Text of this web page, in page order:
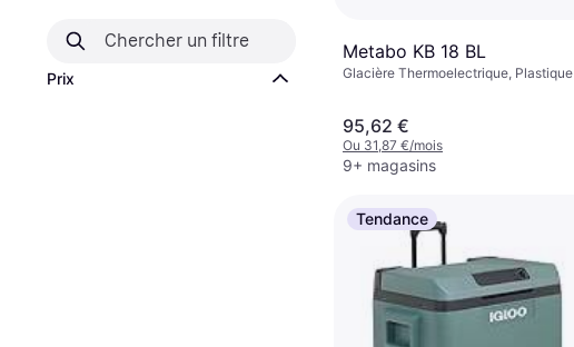
Prix
Metabo KB 18 BL
Glacière Thermoelectrique, Plastique
95,62 €
Ou 31,87 €/mois
9+ magasins
Tendance